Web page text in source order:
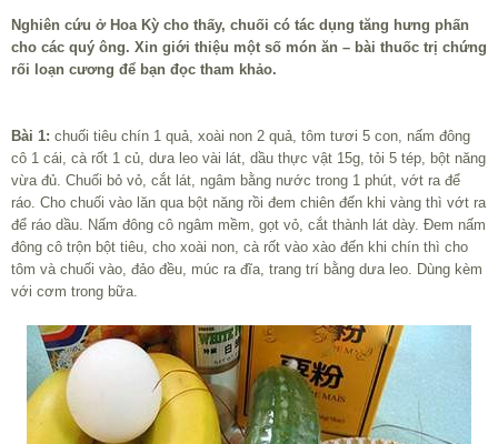
Nghiên cứu ở Hoa Kỳ cho thấy, chuối có tác dụng tăng hưng phấn
cho các quý ông. Xin giới thiệu một số món ăn – bài thuốc trị chứng
rối loạn cương để bạn đọc tham khảo.
Bài 1: chuối tiêu chín 1 quả, xoài non 2 quả, tôm tươi 5 con, nấm đông
cô 1 cái, cà rốt 1 củ, dưa leo vài lát, dầu thực vật 15g, tỏi 5 tép, bột năng
vừa đủ. Chuối bỏ vỏ, cắt lát, ngâm bằng nước trong 1 phút, vớt ra để
ráo. Cho chuối vào lăn qua bột năng rồi đem chiên đến khi vàng thì vớt ra
để ráo dầu. Nấm đông cô ngâm mềm, gọt vỏ, cắt thành lát dày. Đem nấm
đông cô trộn bột tiêu, cho xoài non, cà rốt vào xào đến khi chín thì cho
tôm và chuối vào, đảo đều, múc ra đĩa, trang trí bằng dưa leo. Dùng kèm
với cơm trong bữa.